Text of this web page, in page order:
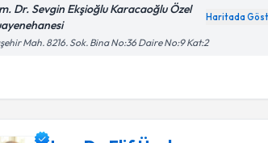
Dr. Sevgin Ekşioğlu Karacaoğlu Özel
Haritada
Mah. 8216. Sok. Bina No:36 Daire No:9 Kat:2